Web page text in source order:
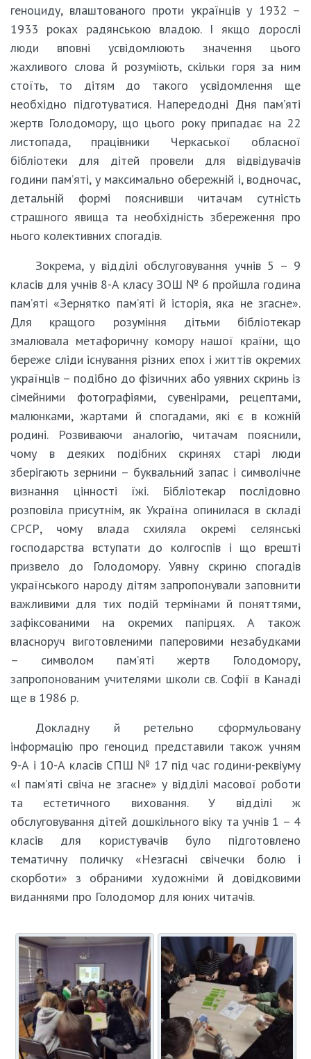
геноциду, влаштованого проти українців у 1932 –
1933 роках радянською владою. І якщо дорослі
люди вповні усвідомлюють значення цього
жахливого слова й розуміють, скільки горя за ним
стоїть, то дітям до такого усвідомлення ще
необхідно підготуватися. Напередодні Дня пам’яті
жертв Голодомору, що цього року припадає на 22
листопада, працівники Черкаської обласної
бібліотеки для дітей провели для відвідувачів
години пам’яті, у максимально обережній і, водночас,
детальній формі пояснивши читачам сутність
страшного явища та необхідність збереження про
нього колективних спогадів.
Зокрема, у відділі обслуговування учнів 5 – 9
класів для учнів 8-А класу ЗОШ № 6 пройшла година
пам’яті «Зернятко пам’яті й історія, яка не згасне».
Для кращого розуміння дітьми бібліотекар
змалювала метафоричну комору нашої країни, що
береже сліди існування різних епох і життів окремих
українців – подібно до фізичних або уявних скринь із
сімейними фотографіями, сувенірами, рецептами,
малюнками, жартами й спогадами, які є в кожній
родині. Розвиваючи аналогію, читачам пояснили,
чому в деяких подібних скринях старі люди
зберігають зернини – буквальний запас і символічне
визнання цінності їжі. Бібліотекар послідовно
розповіла присутнім, як Україна опинилася в складі
СРСР, чому влада схиляла окремі селянські
господарства вступати до колгоспів і що врешті
призвело до Голодомору. Уявну скриню спогадів
українського народу дітям запропонували заповнити
важливими для тих подій термінами й поняттями,
зафіксованими на окремих папірцях. А також
власноруч виготовленими паперовими незабудками
– символом пам’яті жертв Голодомору,
запропонованим учителями школи св. Софії в Канаді
ще в 1986 р.
Докладну й ретельно сформульовану
інформацію про геноцид представили також учням
9-А і 10-А класів СПШ № 17 під час години-реквіуму
«І пам’яті свіча не згасне» у відділі масової роботи
та естетичного виховання. У відділі ж
обслуговування дітей дошкільного віку та учнів 1 – 4
класів для користувачів було підготовлено
тематичну поличку «Незгасні свічечки болю і
скорботи» з обраними художніми й довідковими
виданнями про Голодомор для юних читачів.